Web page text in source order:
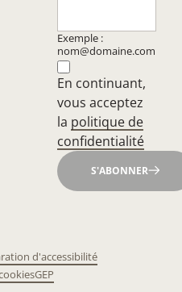
Exemple :
nom@domaine.com
En continuant,
vous acceptez
la politique de
confidentialité
S'ABONNER
d'accessibilité
GEP